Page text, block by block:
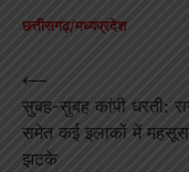
छत्तीसगढ़/मध्यप्रदेश
Post
navigation
⟵
सुबह-सुबह कांपी धरती:
समेत कई इलाकों में
झटके